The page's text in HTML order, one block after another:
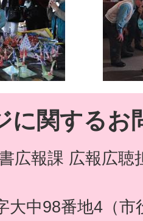
に関するお
広報課 広報広聴
大中98番地4（市